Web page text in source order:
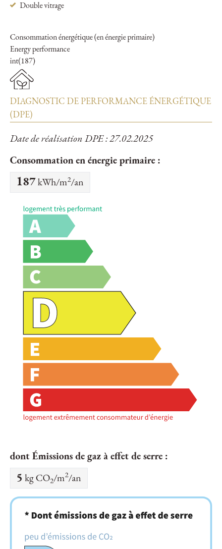
Double vitrage
Consommation énergétique (en énergie primaire)
Energy performance
int(187)
DIAGNOSTIC DE PERFORMANCE ÉNERGÉTIQUE
(DPE)
Date de réalisation DPE : 27.02.2025
Consommation en énergie primaire :
187 kWh/m2/an
dont Émissions de gaz à effet de serre :
5 kg CO2/m2/an